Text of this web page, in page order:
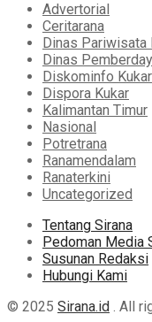
Advertorial
Ceritarana
Dinas Pariwisata
Dinas
Diskominfo Kukar
Dispora Kukar
Kalimantan Timur
Nasional
Potretrana
Ranamendalam
Ranaterkini
Uncategorized
Tentang Sirana
Pedoman Media
Susunan Redaksi
Hubungi Kami
© 2025 Sirana.id . All